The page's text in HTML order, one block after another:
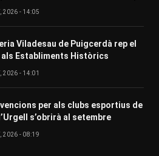
2026 - 14:05
Viladesau de Puigcerdà rep el
als Establiments Històrics
2026 - 14:01
per als clubs esportius de
s’obrirà al setembre
2026 - 08:19